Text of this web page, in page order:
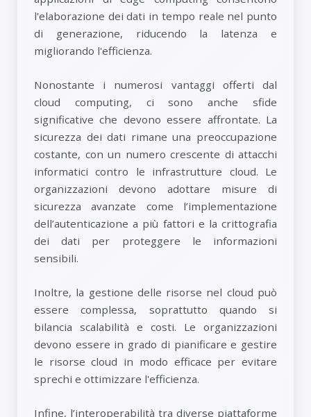
l'elaborazione dei dati in tempo reale nel punto
di generazione, riducendo la latenza e
migliorando l'efficienza.
Nonostante i numerosi vantaggi offerti dal
cloud computing, ci sono anche sfide
significative che devono essere affrontate. La
sicurezza dei dati rimane una preoccupazione
costante, con un numero crescente di attacchi
informatici contro le infrastrutture cloud. Le
organizzazioni devono adottare misure di
sicurezza avanzate come l’implementazione
dell’autenticazione a più fattori e la crittografia
dei dati per proteggere le informazioni
sensibili.
Inoltre, la gestione delle risorse nel cloud può
essere complessa, soprattutto quando si
bilancia scalabilità e costi. Le organizzazioni
devono essere in grado di pianificare e gestire
le risorse cloud in modo efficace per evitare
sprechi e ottimizzare l'efficienza.
Infine, l’interoperabilità tra diverse piattaforme